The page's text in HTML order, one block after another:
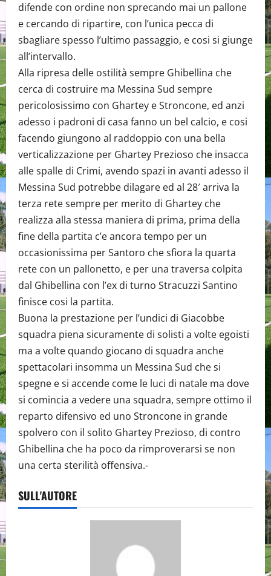
difende con ordine non sprecando mai un pallone
e cercando di ripartire, con l’unica pecca di
sbagliare spesso l’ultimo passaggio, e cosi si giunge
all’intervallo.
Alla ripresa delle ostilità sempre Ghibellina che
cerca di costruire ma Messina Sud sempre
pericolosissimo con Ghartey e Stroncone, ed anzi
adesso i padroni di casa fanno un bel calcio, e cosi
facendo giungono al raddoppio con una bella
verticalizzazione per Ghartey Prezioso che insacca
alle spalle di Crimi, avendo spazi in avanti adesso il
Messina Sud potrebbe dilagare ed al 28′ arriva la
terza rete sempre per merito di Ghartey che
realizza alla stessa maniera di prima, prima della
fine della partita c’e ancora tempo per un
occasionissima per Santoro che sfiora la quarta
rete con un pallonetto, e per una traversa colpita
dal Ghibellina con l’ex di turno Stracuzzi Santino
finisce cosi la partita.
Buona la prestazione per l’undici di Giacobbe
squadra piena sicuramente di solisti a volte egoisti
ma a volte quando giocano di squadra anche
spettacolari insomma un Messina Sud che si
spegne e si accende come le luci di natale ma dove
si comincia a vedere una squadra, sempre ottimo il
reparto difensivo ed uno Stroncone in grande
spolvero con il solito Ghartey Prezioso, di contro
Ghibellina che ha poco da rimproverarsi se non
una certa sterilità offensiva.-
SULL'AUTORE